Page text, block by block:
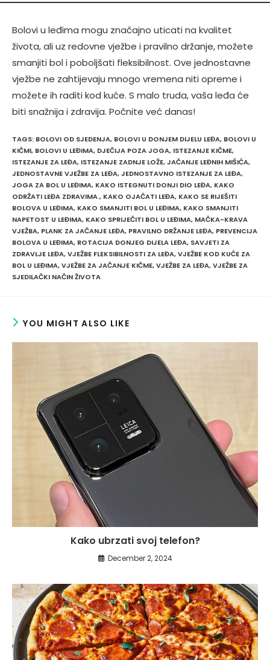
Bolovi u leđima mogu značajno uticati na kvalitet
života, ali uz redovne vježbe i pravilno držanje, možete
smanjiti bol i poboljšati fleksibilnost. Ove jednostavne
vježbe ne zahtijevaju mnogo vremena niti opreme i
možete ih raditi kod kuće. S malo truda, vaša leđa će
biti snažnija i zdravija. Počnite već danas!
TAGS: BOLOVI OD SJEDENJA, BOLOVI U DONJEM DIJELU LEĐA, BOLOVI U
KIČMI, BOLOVI U LEĐIMA, DJEČIJA POZA JOGA, ISTEZANJE KIČME,
ISTEZANJE ZA LEĐA, ISTEZANJE ZADNJE LOŽE,JAČANJE LEĐNIH MIŠIĆA,
JEDNOSTAVNE VJEŽBE ZA LEĐA,JEDNOSTAVNO ISTEZANJE ZA LEĐA,
JOGA ZA BOL U LEĐIMA, KAKO ISTEGNUTI DONJI DIO LEĐA, KAKO
ODRŽATI LEĐA ZDRAVIMA., KAKO OJAČATI LEĐA, KAKO SE RIJEŠITI
BOLOVA U LEĐIMA, KAKO SMANJITI BOL U LEĐIMA, KAKO SMANJITI
NAPETOST U LEĐIMA, KAKO SPRIJEČITI BOL U LEĐIMA, MAČKA-KRAVA
VJEŽBA, PLANK ZA JAČANJE LEĐA, PRAVILNO DRŽANJE LEĐA, PREVENCIJA
BOLOVA U LEĐIMA, ROTACIJA DONJEG DIJELA LEĐA, SAVJETI ZA
ZDRAVLJE LEĐA,VJEŽBE FLEKSIBILNOSTI ZA LEĐA,VJEŽBE KOD KUĆE ZA
BOL U LEĐIMA,VJEŽBE ZA JAČANJE KIČME,VJEŽBE ZA LEĐA,VJEŽBE ZA
SJEDILAČKI NAČIN ŽIVOTA
YOU MIGHT ALSO LIKE
Kako ubrzati svoj telefon?
December 2, 2024